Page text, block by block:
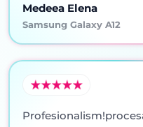
Medeea Elena
Samsung Galaxy A12